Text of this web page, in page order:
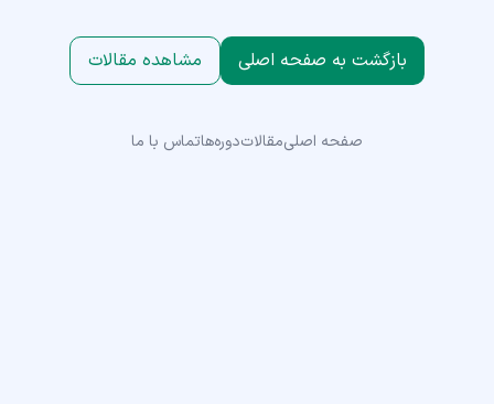
بازگشت به صفحه اصلی مشاهده مقالات
صفحه اصلیمقالاتدوره‌هاتماس با ما